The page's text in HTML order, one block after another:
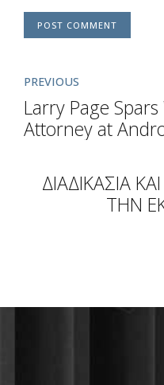
POST COMMENT
PREVIOUS
Larry Page
Attorney at
ΔΙΑΔΙΚΑΣΙΑ
ΤΗΝ